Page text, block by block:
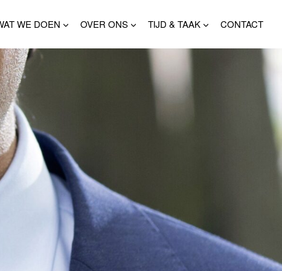
WE DOEN OVER ONS TIJD & TAAK CONTACT